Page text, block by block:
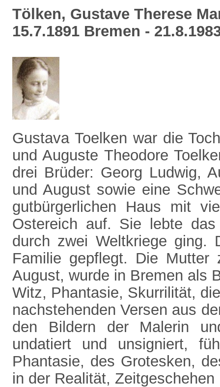
Tölken, Gustave Therese
15.7.1891 Bremen -
Gustava Toelken war die
und Auguste Theodore
drei Brüder: Georg Ludwig,
und August sowie eine
gutbürgerlichen Haus mit
Ostereich auf. Sie lebte
durch zwei Weltkriege ging.
Familie gepflegt. Die Mutter
August, wurde in Bremen als
Witz, Phantasie, Skurrilität,
nachstehenden Versen aus
den Bildern der Malerin
undatiert und unsigniert,
Phantasie, des Grotesken,
in der Realität,